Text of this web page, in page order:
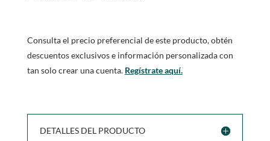
Consulta el precio preferencial de este producto, obtén
descuentos exclusivos e información personalizada con
tan solo crear una cuenta. Regístrate aquí.
DETALLES DEL PRODUCTO